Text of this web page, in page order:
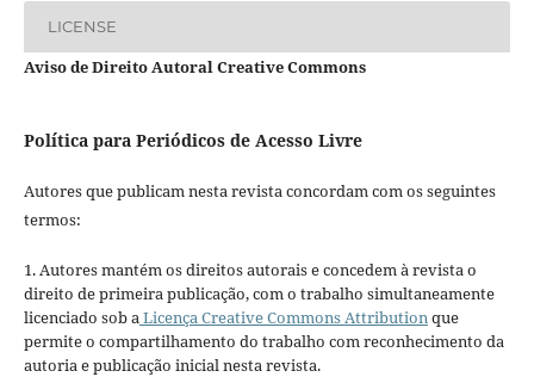
LICENSE
Aviso de Direito Autoral Creative Commons
Política para Periódicos de Acesso Livre
Autores que publicam nesta revista concordam com os seguintes
termos:
1. Autores mantém os direitos autorais e concedem à revista o
direito de primeira publicação, com o trabalho simultaneamente
licenciado sob aLicença Creative Commons Attributionque
permite o compartilhamento do trabalho com reconhecimento da
autoria e publicação inicial nesta revista.